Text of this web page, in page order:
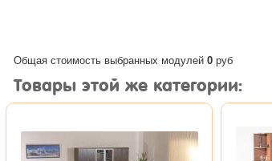
Общая стоимость выбранных модулей 0 руб
Товары этой же категории: